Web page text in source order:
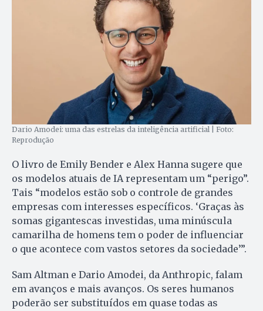
Dario Amodei: uma das estrelas da inteligência artificial | Foto:
Reprodução
O livro de Emily Bender e Alex Hanna sugere que
os modelos atuais de IA representam um “perigo”.
Tais “modelos estão sob o controle de grandes
empresas com interesses específicos. ‘Graças às
somas gigantescas investidas, uma minúscula
camarilha de homens tem o poder de influenciar
o que acontece com vastos setores da sociedade’”.
Sam Altman e Dario Amodei, da Anthropic, falam
em avanços e mais avanços. Os seres humanos
poderão ser substituídos em quase todas as